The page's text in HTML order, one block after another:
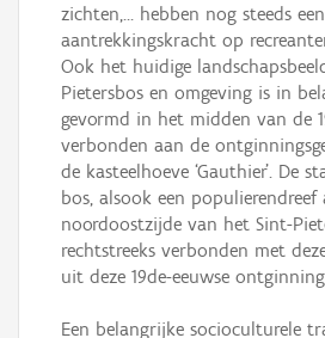
zichten,… hebben nog steeds
aantrekkingskracht op
Ook het huidige
Pietersbos en omgeving is in
gevormd in het midden van de
verbonden aan de
de kasteelhoeve ‘Gauthier’. De
bos, alsook een populierendreef
noordoostzijde van het Sint-
rechtstreeks verbonden met
uit deze 19de-eeuwse
Een belangrijke socioculturele